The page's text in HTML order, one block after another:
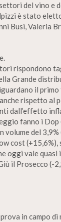
del vino e
è stato
Busi, Valeria
rispondono
Grande
il primo
rispetto al
dall’effetto
fanno i Dop
del 3,9%
cost (+15,6%),
oggi vale
il Prosecco (-
in campo